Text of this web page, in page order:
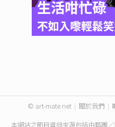
© art-mate.net | 關於我們 |
本網站之節目資訊來源包括由藝團